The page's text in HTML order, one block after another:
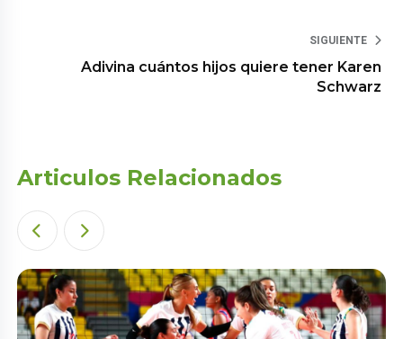
SIGUIENTE
Adivina cuántos hijos quiere tener Karen
Schwarz
Articulos Relacionados